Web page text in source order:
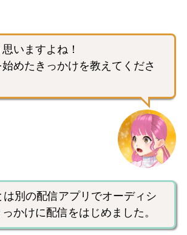
いますよね！
めたきっかけを教えてくださ
は別の配信アプリでオーディシ
かけに配信をはじめました。